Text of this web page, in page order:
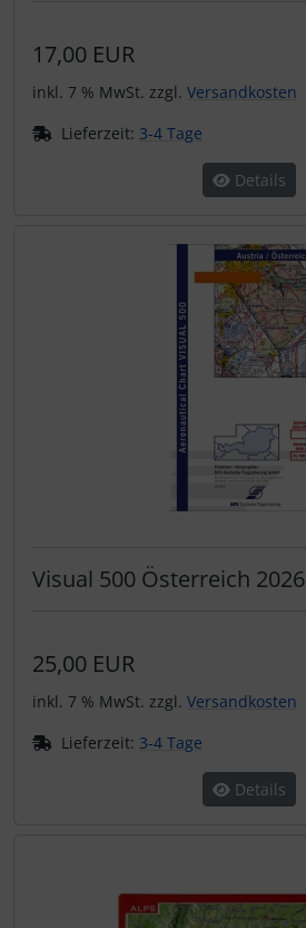
17,00 EUR
inkl. 7 % MwSt. zzgl. Versandkosten
Lieferzeit: 3-4 Tage
Details
Visual 500 Österreich 2026
25,00 EUR
inkl. 7 % MwSt. zzgl. Versandkosten
Lieferzeit: 3-4 Tage
Details